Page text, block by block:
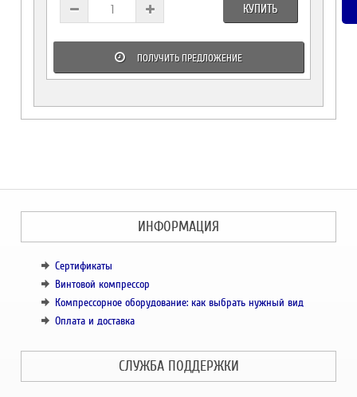
КУПИТЬ
ПОЛУЧИТЬ ПРЕДЛОЖЕНИЕ
ИНФОРМАЦИЯ
Сертификаты
Винтовой компрессор
Компрессорное оборудование: как выбрать нужный вид
Оплата и доставка
СЛУЖБА ПОДДЕРЖКИ